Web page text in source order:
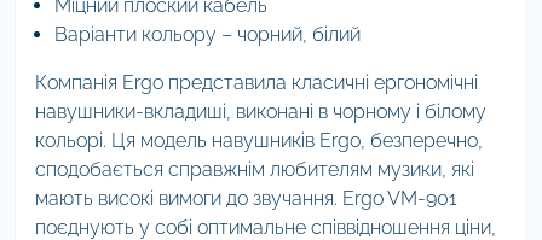
Міцний плоский кабель
Варіанти кольору – чорний, білий
Компанія Ergo представила класичні ергономічні
навушники-вкладиші, виконані в чорному і білому
кольорі. Ця модель навушників Ergo, безперечно,
сподобається справжнім любителям музики, які
мають високі вимоги до звучання. Ergo VM-901
поєднують у собі оптимальне співвідношення ціни,